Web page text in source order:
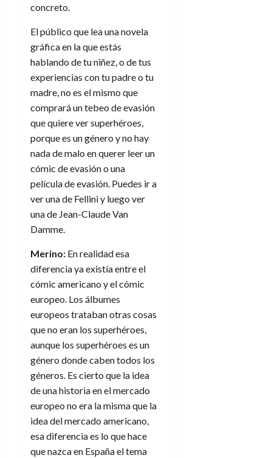
concreto.
El público que lea una novela
gráfica en la que estás
hablando de tu niñez, o de tus
experiencias con tu padre o tu
madre, no es el mismo que
comprará un tebeo de evasión
que quiere ver superhéroes,
porque es un género y no hay
nada de malo en querer leer un
cómic de evasión o una
película de evasión. Puedes ir a
ver una de Fellini y luego ver
una de Jean-Claude Van
Damme.
Merino: En realidad esa
diferencia ya existía entre el
cómic americano y el cómic
europeo. Los álbumes
europeos trataban otras cosas
que no eran los superhéroes,
aunque los superhéroes es un
género donde caben todos los
géneros. Es cierto que la idea
de una historia en el mercado
europeo no era la misma que la
idea del mercado americano,
esa diferencia es lo que hace
que nazca en España el tema